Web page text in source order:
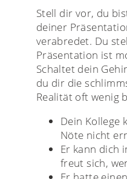
Stell dir vor, du
deiner
verabredet. Du
Präsentation ist
Schaltet dein
du dir die
Realität oft wenig
Dein Kollege
Nöte nicht
Er kann dich
freut sich,